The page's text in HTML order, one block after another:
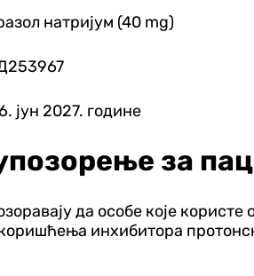
натријум (40 mg)
јун 2027. године
за
да особе које користе
инхибитора